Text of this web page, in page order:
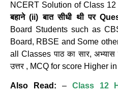
NCERT Solution of Class 12
बहाने (ii) बात सीधी थी पर
Board Students such as
Board, RBSE and Some
all Classes पाठ का सार, अभ्यास
उत्तर , MCQ for score Higher
Also Read: – Class 12